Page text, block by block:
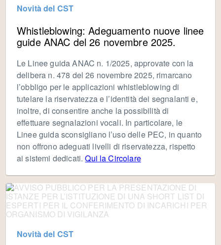
Novità del CST
Whistleblowing: Adeguamento nuove linee
guide ANAC del 26 novembre 2025.
Le Linee guida ANAC n. 1/2025, approvate con la
delibera n. 478 del 26 novembre 2025, rimarcano
l’obbligo per le applicazioni whistleblowing di
tutelare la riservatezza e l’identità dei segnalanti e,
inoltre, di consentire anche la possibilità di
effettuare segnalazioni vocali. In particolare, le
Linee guida sconsigliano l’uso delle PEC, in quanto
non offrono adeguati livelli di riservatezza, rispetto
ai sistemi dedicati.Qui la Circolare
Novità del CST